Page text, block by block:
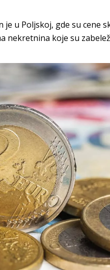
u Poljskoj, gde su cene
nekretnina koje su